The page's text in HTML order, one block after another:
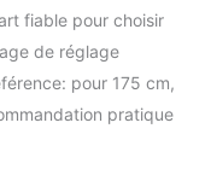
fiable pour choisir
de réglage
pour 175 cm,
pratique